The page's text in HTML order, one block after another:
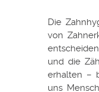
Die
von
und die
erhalten –
uns